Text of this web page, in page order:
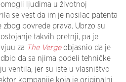
ljudima u životnoj
se vest da im je nosilac patenta
povrede prava. Ubrzo su
takvih pretnji, pa je
za The Vergeobjasnio da je
da sa njima podeli tehničke
ventila, jer su iste u vlasništvo
kompanije koja je originalni